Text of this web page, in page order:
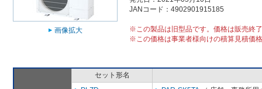
画像拡大
JANコード：4902901915185
※この製品は旧型品です。価格は販売終
※この価格は事業者様向けの積算見積価
セット形名